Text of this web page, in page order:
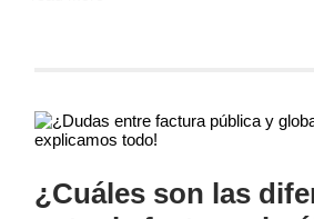
¿Cuáles son las